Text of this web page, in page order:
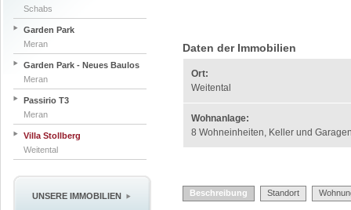
Schabs
Garden Park
Meran
Garden Park - Neues Baulos
Meran
Passirio T3
Meran
Villa Stollberg
Weitental
UNSERE IMMOBILIEN
Daten der Immobilien
Ort:
Weitental
Wohnanlage:
8 Wohneinheiten, Keller und
Beschreibung Standort